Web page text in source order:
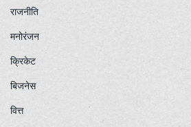
राजनीति
मनोरंजन
क्रिकेट
बिजनेस
वित्त